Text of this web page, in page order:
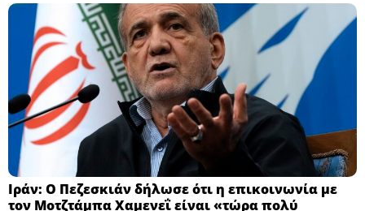
Ιράν: Ο Πεζεσκιάν δήλωσε ότι η επικοινωνία με
τον Μοτζτάμπα Χαμενεΐ είναι «τώρα πολύ